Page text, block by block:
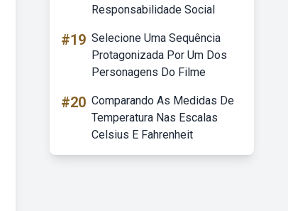
Responsabilidade Social
#19 Selecione Uma Sequência
Protagonizada Por Um Dos
Personagens Do Filme
#20 Comparando As Medidas De
Temperatura Nas Escalas
Celsius E Fahrenheit